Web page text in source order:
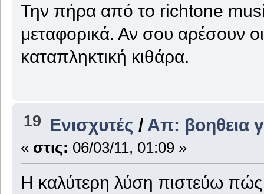
Την πήρα από το richtone
μεταφορικά. Αν σου αρέσουν
καταπληκτική κιθάρα.
19 Ενισχυτές / Απ: βοηθεια
« στις: 06/03/11, 01:09 »
Η καλύτερη λύση πιστεύω πώς